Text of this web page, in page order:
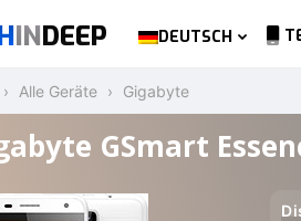
INDEEP DEUTSCH
Alle Geräte Gigabyte
GSmart